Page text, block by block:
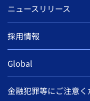
ニュースリリース
採用情報
Global
金融犯罪等にご注意く